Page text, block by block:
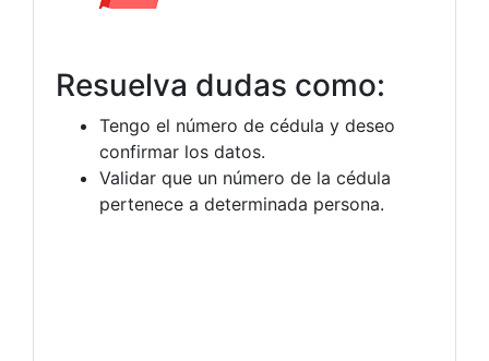
Resuelva dudas como:
Tengo el número de cédula y deseo
confirmar los datos.
Validar que un número de la cédula
pertenece a determinada persona.